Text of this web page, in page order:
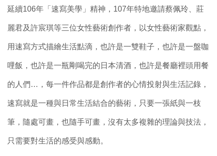
延續106年「速寫美學」精神，107年特地邀請蔡佩玲、莊
麗君及許宸琪等三位女性藝術創作者，以女性藝術家觀點，
用速寫方式描繪生活點滴，也許是一雙鞋子，也許是一盤咖
哩飯，也許是一瓶剛喝完的日本清酒，也許是餐廳裡頭用餐
的人們…，每一件作品都是創作者的心情投射與生活記錄，
速寫就是一種與日常生活結合的藝術，只要一張紙與一枝
筆，隨處可畫，也隨手可畫，沒有太多複雜的理論與技法，
只需要對生活的感受與感動。